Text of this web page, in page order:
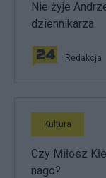
Nie żyje
dziennikarza
Redakcja
Kultura
Czy Miłosz
nago?